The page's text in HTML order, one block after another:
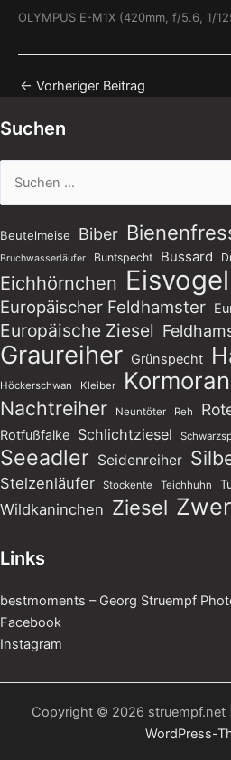
OLYMPUS E-M1X (420mm, f/5.6, 1/
← Vorheriger Beitrag
Suchen
nach:
Beutelmeise Biber
Bruchwasserläufer Buntspecht Bussard
Eichhörnchen Eisvogel
Europäischer Feldhamster
Europäische Ziesel
Graureiher Grünspecht
Höckerschwan Kleiber Kormoran
Nachtreiher Neuntöter Reh
Rotfußfalke Schlichtziesel
Seeadler Seidenreiher
Stelzenläufer Stockente Teichhuhn
Wildkaninchen Ziesel
Links
bestmoments – Georg Struempf
Facebook
Instagram
Copyright © 2026 struempf.net
WordPress-